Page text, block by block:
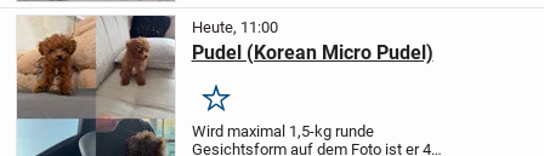
Heute, 11:00
Pudel (Korean Micro Pudel)
Merken
Wird maximal 1,5-kg runde
Gesichtsform auf dem Foto ist er 4